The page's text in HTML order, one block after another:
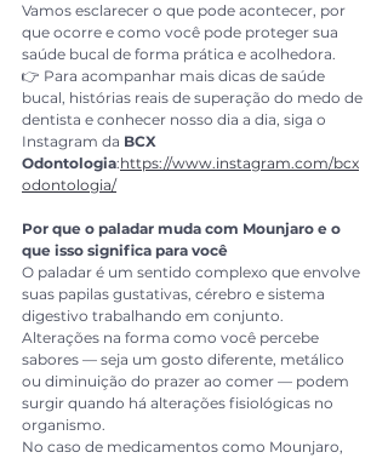
Vamos esclarecer o que pode acontecer, por
que ocorre e como você pode proteger sua
saúde bucal de forma prática e acolhedora.
👉 Para acompanhar mais dicas de saúde
bucal, histórias reais de superação do medo de
dentista e conhecer nosso dia a dia, siga o
Instagram da BCX
Odontologia:https://www.instagram.com/bcx
odontologia/
Por que o paladar muda com Mounjaro e o
que isso significa para você
O paladar é um sentido complexo que envolve
suas papilas gustativas, cérebro e sistema
digestivo trabalhando em conjunto.
Alterações na forma como você percebe
sabores — seja um gosto diferente, metálico
ou diminuição do prazer ao comer — podem
surgir quando há alterações fisiológicas no
organismo.
No caso de medicamentos como Mounjaro,